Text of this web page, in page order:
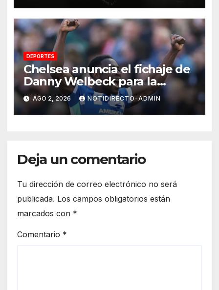
DEPORTES
Chelsea anuncia el fichaje de
Danny Welbeck para la
próxima temporada de
Premier League
AGO 2, 2026 NOTIDIRECTO-ADMIN
Deja un comentario
Tu dirección de correo electrónico no será
publicada. Los campos obligatorios están
marcados con *
Comentario *